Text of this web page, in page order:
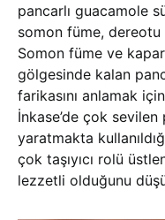
pancarlı guacamole
somon füme,
Somon füme ve
gölgesinde kalan
farikasını anlamak
İnkase’de çok sevilen
yaratmakta
çok taşıyıcı rolü
lezzetli olduğunu